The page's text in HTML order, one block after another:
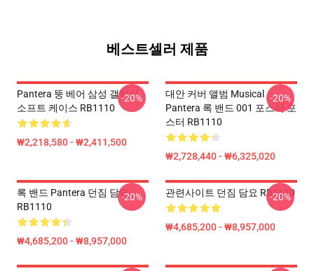
베스트셀러 제품
Pantera 뚱 베어 삼성 갤럭시
소프트 케이스 RB1110
₩2,218,580 - ₩2,411,500
-20%
대안 커버 앨범 Musical
Pantera 록 밴드 001 포스터 포
스터 RB1110
₩2,728,440 - ₩6,325,020
-20%
록 밴드 Pantera 던짐 담요
RB1110
₩4,685,200 - ₩8,957,000
-20% 관련사이트 던짐 담요 RB1110
₩4,685,200 - ₩8,957,000
-20%